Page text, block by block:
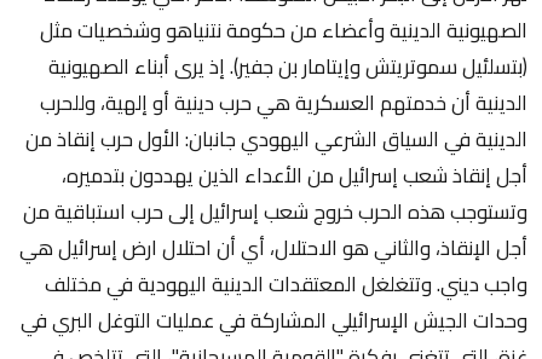
الصهيونية الدينية وأعضاء من حكومة نتنياهو وشخصيات مثل
(بتسلئيل سموتريتش وإيتامار بن جفير). إذ يرى أبناء الصهيونية
الدينية أن خدمتهم العسكرية هي حرب دينية أو إلهية، وللحرب
الدينية في السياق الشرعي اليهودي جانبان: الأول حرب إنقاذ من
أجل إنقاذ شعب إسرائيل من الأعداء الذين يهددون بتدميره،
وتستوجب هذه الحرب خروج شعب إسرائيل إلى حرب استباقية من
أجل الإنقاذ، والثاني هو الاحتلال، أي أن احتلال ارض إسرائيل هي
واجب ديني. وتتغلغل المعتقدات الدينية اليهودية في مختلف
وحدات الجيش الإسرائيلي المشاركة في عمليات التوغل البري في